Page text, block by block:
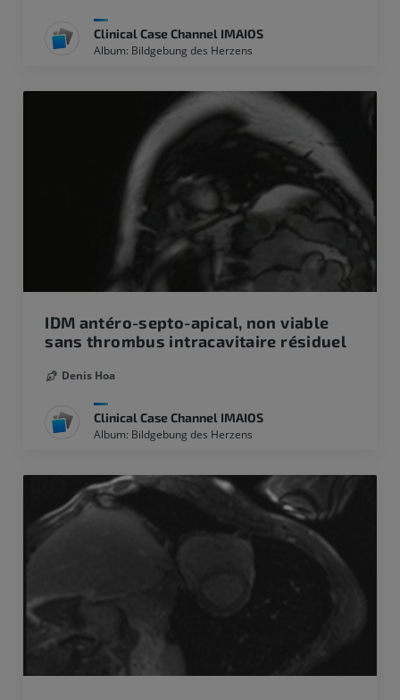
Clinical Case Channel IMAIOS
Album: Bildgebung des Herzens
IDM antéro-septo-apical, non viable
sans thrombus intracavitaire résiduel
Denis Hoa
Clinical Case Channel IMAIOS
Album: Bildgebung des Herzens